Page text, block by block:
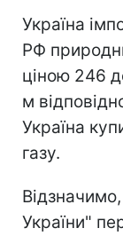
Україна
РФ
ціною 246
м
Україна
газу.
України"